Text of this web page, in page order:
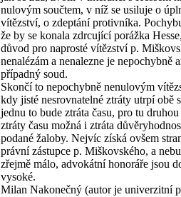
nulovým součtem, v níž se usiluje o
vítězství, o zdeptání protivníka.
že by se konala zdrcující porážka
důvod pro naprosté vítězství p.
nenalézám a nenalezne je nepochybně
případný soud.
Skončí to nepochybně nenulovým
kdy jisté nesrovnatelné ztráty utrpí obě
jednu to bude ztráta času, pro tu
ztráty času možná i ztráta
podané žaloby. Nejvíc získá ovšem
právní zástupce p. Miškovského, a
zřejmě málo, advokátní honoráře jsou
vysoké.
Milan Nakonečný (autor je univerzitní